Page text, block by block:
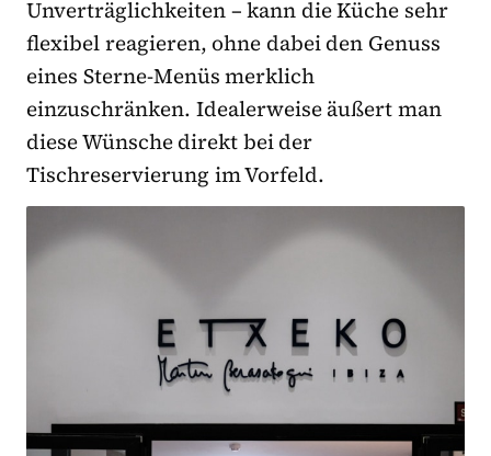
Unverträglichkeiten – kann die Küche sehr
flexibel reagieren, ohne dabei den Genuss
eines Sterne-Menüs merklich
einzuschränken. Idealerweise äußert man
diese Wünsche direkt bei der
Tischreservierung im Vorfeld.